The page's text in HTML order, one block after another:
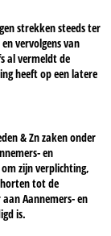
strekken steeds ter
vervolgens van
al vermeldt de
heeft op een latere
& Zn zaken onder
en
zijn verplichting,
tot de
Aannemers- en
is.